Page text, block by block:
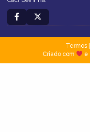
Termos|
Criado com
e